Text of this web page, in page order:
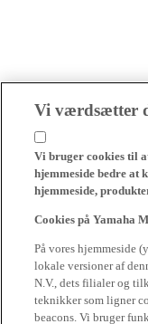
Vi værdsætter
Vi bruger cookies til
hjemmeside bedre at
hjemmeside,
Cookies på Yamaha
På vores hjemmeside
lokale versioner af
N.V., dets filialer og
teknikker som ligner
beacons. Vi bruger